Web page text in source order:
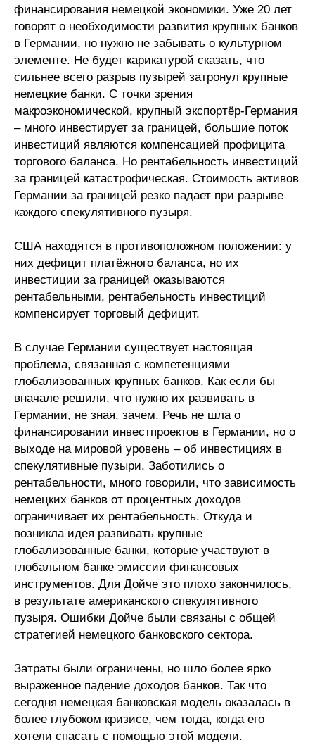
финансирования немецкой экономики. Уже 20 лет
говорят о необходимости развития крупных банков
в Германии, но нужно не забывать о культурном
элементе. Не будет карикатурой сказать, что
сильнее всего разрыв пузырей затронул крупные
немецкие банки. С точки зрения
макроэкономической, крупный экспортёр-Германия
– много инвестирует за границей, большие поток
инвестиций являются компенсацией профицита
торгового баланса. Но рентабельность инвестиций
за границей катастрофическая. Стоимость активов
Германии за границей резко падает при разрыве
каждого спекулятивного пузыря.
США находятся в противоположном положении: у
них дефицит платёжного баланса, но их
инвестиции за границей оказываются
рентабельными, рентабельность инвестиций
компенсирует торговый дефицит.
В случае Германии существует настоящая
проблема, связанная с компетенциями
глобализованных крупных банков. Как если бы
вначале решили, что нужно их развивать в
Германии, не зная, зачем. Речь не шла о
финансировании инвестпроектов в Германии, но о
выходе на мировой уровень – об инвестициях в
спекулятивные пузыри. Заботились о
рентабельности, много говорили, что зависимость
немецких банков от процентных доходов
ограничивает их рентабельность. Откуда и
возникла идея развивать крупные
глобализованные банки, которые участвуют в
глобальном банке эмиссии финансовых
инструментов. Для Дойче это плохо закончилось,
в результате американского спекулятивного
пузыря. Ошибки Дойче были связаны с общей
стратегией немецкого банковского сектора.
Затраты были ограничены, но шло более ярко
выраженное падение доходов банков. Так что
сегодня немецкая банковская модель оказалась в
более глубоком кризисе, чем тогда, когда его
хотели спасать с помощью этой модели.